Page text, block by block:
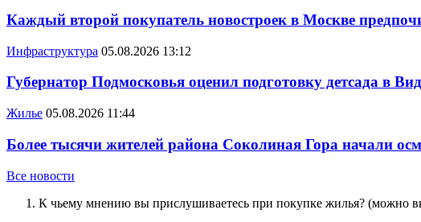
Каждый второй покупатель новостроек в Москве
Инфраструктура 05.08.2026 13:12
Губернатор Подмосковья оценил подготовку детсада в
Жилье 05.08.2026 11:44
Более тысячи жителей района Соколиная Гора начали
Все новости
К чьему мнению вы прислушиваетесь при покупке жилья? (можно